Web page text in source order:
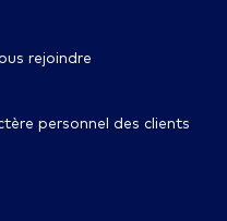
rejoindre
personnel des clients